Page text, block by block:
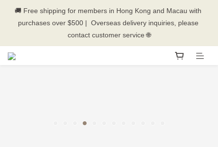
💰New registered members will get 50 shopping credits💰
🚚 Free shipping for members in Hong Kong and Macau with
purchases over $500 |  Overseas delivery inquiries, please
contact customer service 🌐